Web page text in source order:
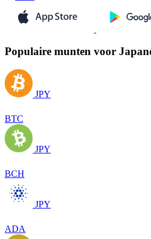
Populaire munten voor
JPY
BTC
JPY
BCH
JPY
ADA